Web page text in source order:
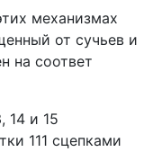
механизмах
от сучьев и
на соответ
14 и 15
111 сцепками